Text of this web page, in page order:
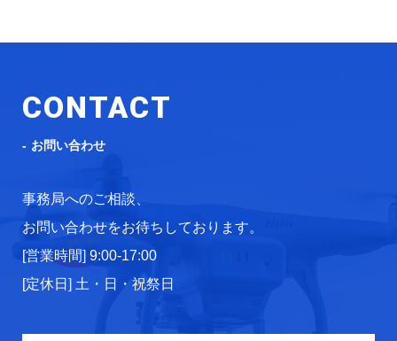
CONTACT
お問い合わせ
事務局へのご相談、
お問い合わせをお待ちしております。
[営業時間] 9:00-17:00
[定休日] 土・日・祝祭日